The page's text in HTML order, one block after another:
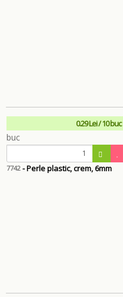
0.29 Lei / 10 buc
7742 - Perle plastic, crem, 6mm